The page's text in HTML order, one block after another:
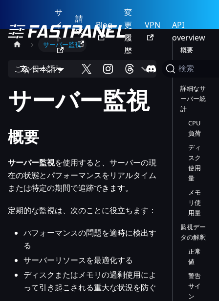
サ
イ
ト
請
求
Blog
変
更
履
歴
VPN
API
overview
日本語 検索
サーバー監視
このページ内
サーバー監視
概要
サーバー監視を使用すると、サーバーの現
在の状態とパフォーマンスをリアルタイム
または特定の期間で追跡できます。
定期的な監視は、次のことに役立ちます：
パフォーマンスの問題を適時に検出す
る
サーバーリソースを最適化する
ディスクまたはメモリの過剰使用によ
って引き起こされる重大な状況を防ぐ
概要
現在の統
計の表示
詳細なサ
ーバー統
計
CPU
負荷
ディ
スク
使用
量
メモ
リ使
用量
監視デー
タの解釈
正常
値
警告
サイ
ン